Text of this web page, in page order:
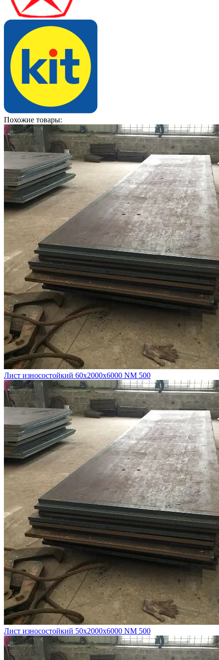
Похожие товары:
Лист износостойкий 60х2000х6000 NM 500
Лист износостойкий 50х2000х6000 NM 500